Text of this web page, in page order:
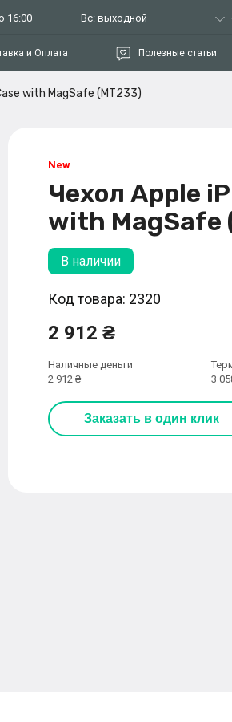
16:00 Вс: выходной
и Оплата Полезные статьи
with MagSafe (MT233)
Чехол Apple
with MagSafe
В наличии
Код товара: 2320
2 912 ₴
Наличные деньги
2 912 ₴
3
Заказать в один клик